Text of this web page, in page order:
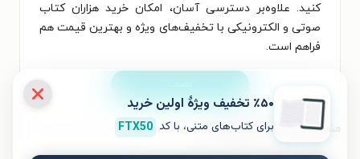
کنید. علاوه‌بر دسترسی آسان، امکان خرید هزاران کتاب
صوتی و الکترونیکی با تخفیف‌های ویژه و بهترین قیمت هم
فراهم است.
مشخصات کتاب الکترونیکی
٪۵۰ تخفیف ویژۀ اولین خرید
برای کتاب‌های متنی، با کد FTX50